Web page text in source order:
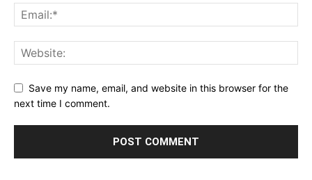
Save my name, email, and website in this browser for the
next time I comment.